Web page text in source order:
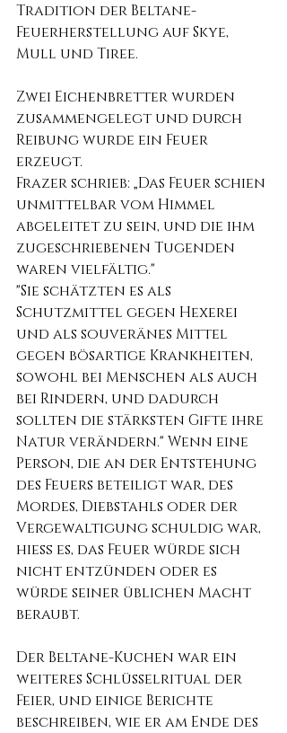
Tradition der Beltane-
Feuerherstellung auf Skye,
Mull und Tiree.
Zwei Eichenbretter wurden
zusammengelegt und durch
Reibung wurde ein Feuer
erzeugt.
Frazer schrieb: „Das Feuer schien
unmittelbar vom Himmel
abgeleitet zu sein, und die ihm
zugeschriebenen Tugenden
waren vielfältig."
"Sie schätzten es als
Schutzmittel gegen Hexerei
und als souveränes Mittel
gegen bösartige Krankheiten,
sowohl bei Menschen als auch
bei Rindern, und dadurch
sollten die stärksten Gifte ihre
Natur verändern." Wenn eine
Person, die an der Entstehung
des Feuers beteiligt war, des
Mordes, Diebstahls oder der
Vergewaltigung schuldig war,
hieß es, das Feuer würde sich
nicht entzünden oder es
würde seiner üblichen Macht
beraubt.
Der Beltane-Kuchen war ein
weiteres Schlüsselritual der
Feier, und einige Berichte
beschreiben, wie er am Ende des